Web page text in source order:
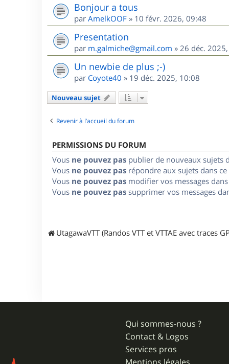
Bonjour a tous
par AmelkOOF » 10 févr. 2026, 09:48
Presentation
par m.galmiche@gmail.com » 26 déc.
Un newbie de plus ;-)
par Coyote40 » 19 déc. 2025, 10:08
Nouveau sujet
Revenir à l’accueil du forum
PERMISSIONS DU FORUM
Vous ne pouvez pas publier de nouveaux sujets
Vous ne pouvez pas répondre aux sujets dans
Vous ne pouvez pas modifier vos messages
Vous ne pouvez pas supprimer vos messages
UtagawaVTT (Randos VTT et VTTAE avec traces
Qui sommes-nous ?
Contact & Logos
Services pros